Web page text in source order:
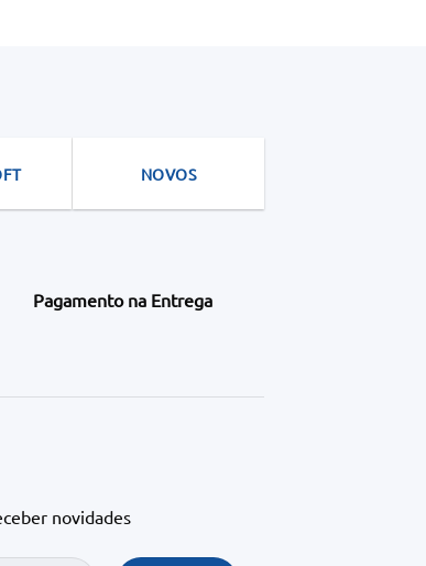
NOVOS
Pagamento na Entrega
novidades